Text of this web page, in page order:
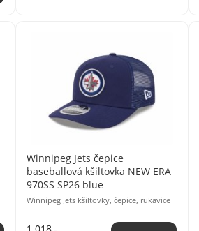
Winnipeg Jets čepice
baseballová kšiltovka NEW ERA
970SS SP26 blue
Winnipeg Jets kšiltovky, čepice, rukavice
1 018,-